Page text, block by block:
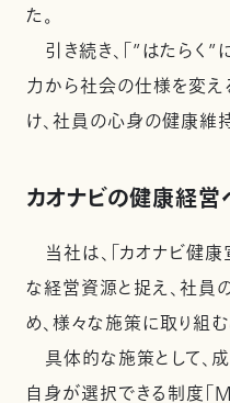
た。
引き続き、「”はたらく”
力から社会の仕様を変え
け、社員の心身の健康維
カオナビの健康経営
当社は、「カオナビ健
な経営資源と捉え、社員
め、様々な施策に取り組む
具体的な施策として、
自身が選択できる制度